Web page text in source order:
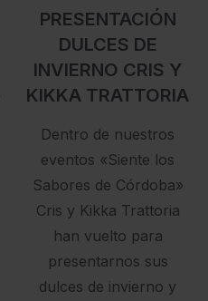
PRESENTACIÓN
DULCES DE
INVIERNO CRIS Y
KIKKA TRATTORIA
Dentro de nuestros
eventos «Siente los
Sabores de Córdoba»
Cris y Kikka Trattoria
han vuelto para
presentarnos sus
dulces de invierno y